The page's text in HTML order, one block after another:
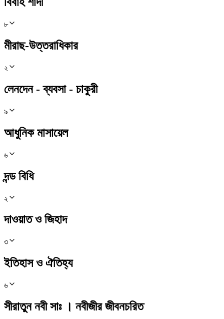
৮
মীরাছ-উত্তরাধিকার
২
লেনদেন - ব্যবসা - চাকুরী
৯
আধুনিক মাসায়েল
৬
দন্ড বিধি
২
দাওয়াত ও জিহাদ
৩
ইতিহাস ও ঐতিহ্য
৬
সীরাতুন নবী সাঃ । নবীজীর জীবনচরিত